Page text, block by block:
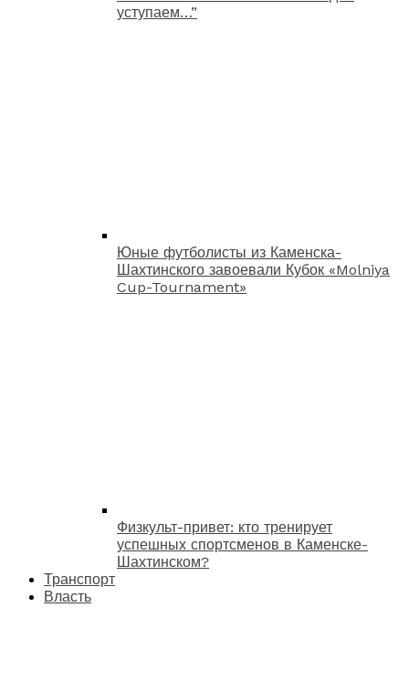
уступаем…”
Юные футболисты из Каменска-
Шахтинского завоевали Кубок «Molniya
Cup-Tournament»
Физкульт-привет: кто тренирует
успешных спортсменов в Каменске-
Шахтинском?
Транспорт
Власть